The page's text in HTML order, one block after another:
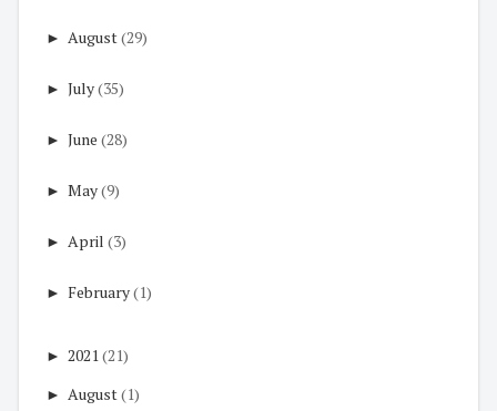
► August(29)
► July(35)
► June (28)
► May(9)
► April (3)
► February(1)
► 2021 (21)
► August(1)